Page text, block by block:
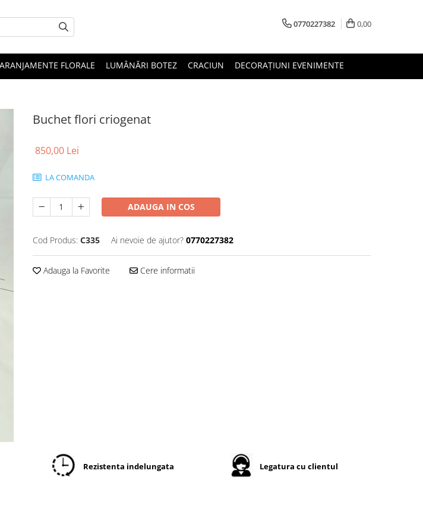
0770227382 0,00
ARANJAMENTE FLORALE LUMÂNĂRI BOTEZ CRACIUN DECORAȚIUNI EVENIMENTE
Buchet flori criogenat
850,00 Lei
LA COMANDA
ADAUGA IN COS
Cod Produs: C335 Ai nevoie de ajutor? 0770227382
Adauga la Favorite Cere informatii
Rezistenta indelungata Legatura cu clientul